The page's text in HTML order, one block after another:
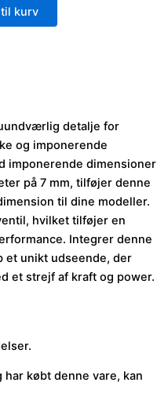
kurv
detalje for
og imponerende
imponerende dimensioner
på 7 mm, tilføjer denne
til dine modeller.
hvilket tilføjer en
Integrer denne
et unikt udseende, der
et strejf af kraft og power.
købt denne vare, kan